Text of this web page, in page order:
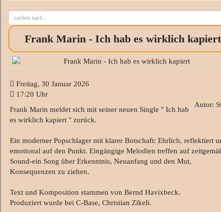
Frank Marin - Ich hab es wirklich kapiert
Freitag, 30 Januar 2026
17:20 Uhr
Autor:
Frank Marin meldet sich mit seiner neuen Single " Ich hab
es wirklich kapiert " zurück.
Ein moderner Popschlager mit klarer Botschaft: Ehrlich, reflektiert
emotional auf den Punkt. Eingängige Melodien treffen auf
Sound-ein Song über Erkenntnis, Neuanfang und den Mut,
Konsequenzen zu ziehen.
Text und Komposition stammen von Bernd Havixbeck.
Produziert wurde bei C-Base, Christian Zikeli.